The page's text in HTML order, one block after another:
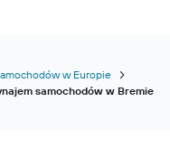
w Europie
samochodów w Bremie